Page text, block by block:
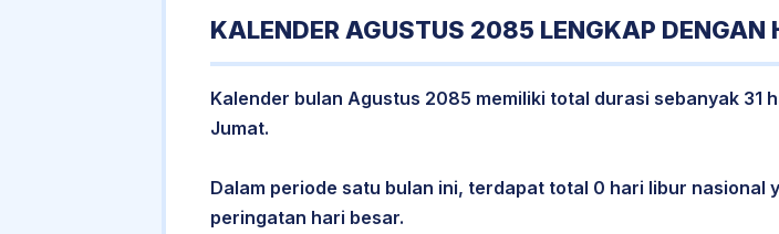
KALENDER AGUSTUS 2085 LENGKAP DENGAN
Kalender bulan Agustus 2085 memiliki total durasi sebanyak 31
Jumat.
Dalam periode satu bulan ini, terdapat total 0 hari libur
peringatan hari besar.